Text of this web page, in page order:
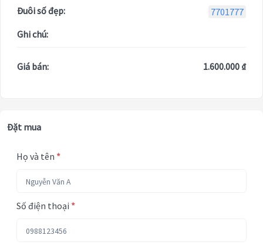
Đuôi số đẹp:
7701777
Ghi chú:
Giá bán: 1.600.000 ₫
Đặt mua
Họ và tên *
Số điện thoại *